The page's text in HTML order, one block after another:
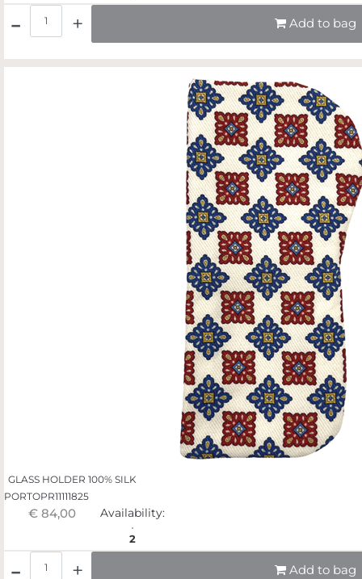
Add to bag
GLASS HOLDER 100% SILK
PORTOPR11111825
€ 84,00 Availability:
2
Add to bag